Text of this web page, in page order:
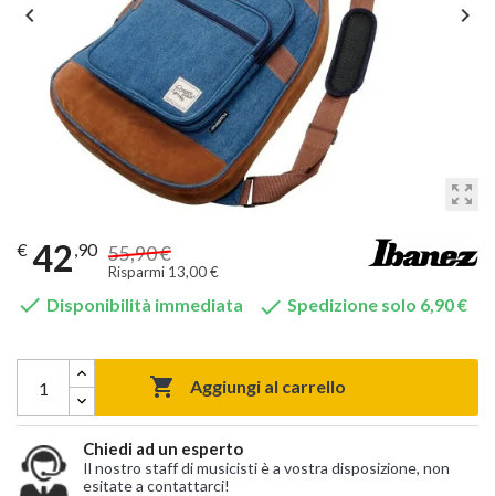
zoom_out_map
 
€ 42,90 55,90 €
Risparmi 13,00 €
 Disponibilità immediata  Spedizione solo 6,90 €
 Aggiungi al carrello
Chiedi ad un esperto
Il nostro staff di musicisti è a vostra disposizione, non
esitate a contattarci!